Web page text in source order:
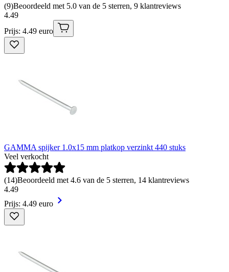
(9)Beoordeeld met 5.0 van de 5 sterren, 9 klantreviews
4.49
Prijs: 4.49 euro
GAMMA spijker 1.0x15 mm platkop verzinkt 440 stuks
Veel verkocht
(14)Beoordeeld met 4.6 van de 5 sterren, 14 klantreviews
4.49
Prijs: 4.49 euro